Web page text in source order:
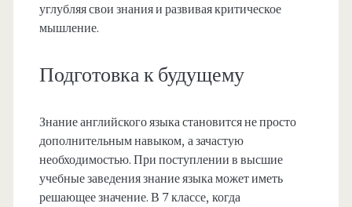
углубляя свои знания и развивая критическое
мышление.
Подготовка к будущему
Знание английского языка становится не просто
дополнительным навыком, а зачастую
необходимостью. При поступлении в высшие
учебные заведения знание языка может иметь
решающее значение. В 7 классе, когда